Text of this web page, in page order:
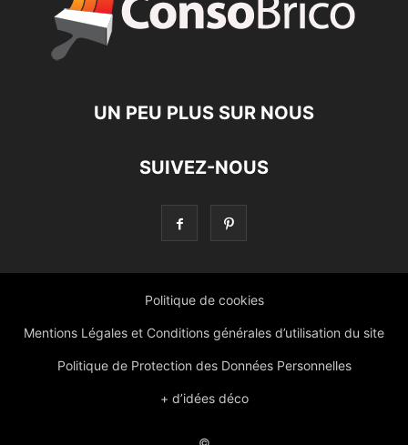
UN PEU PLUS SUR NOUS
SUIVEZ-NOUS
Politique de cookies
Mentions Légales et Conditions générales d’utilisation du site
Politique de Protection des Données Personnelles
+ d’idées déco